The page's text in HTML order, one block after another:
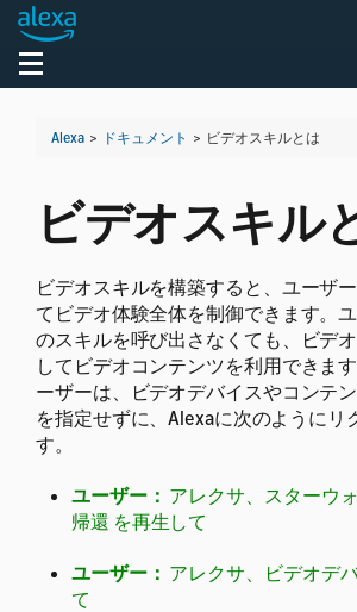
Toggle navigation
Alexa > ドキュメント > ビデオスキルとは
ビデオスキル
ビデオスキルを構築すると、ユーザ
てビデオ体験全体を制御できます。
のスキルを呼び出さなくても、ビデ
してビデオコンテンツを利用できま
ーザーは、ビデオデバイスやコンテ
を指定せずに、Alexaに次のようにリ
す。
ユーザー： アレクサ、スターウ
帰還 を再生して
ユーザー： アレクサ、ビデオデ
て